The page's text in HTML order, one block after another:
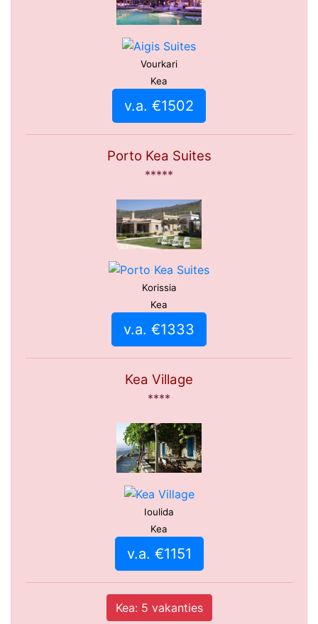
Vourkari
Kea
v.a. €1502
Porto Kea Suites
*****
Korissia
Kea
v.a. €1333
Kea Village
****
Ioulida
Kea
v.a. €1151
Kea: 5 vakanties